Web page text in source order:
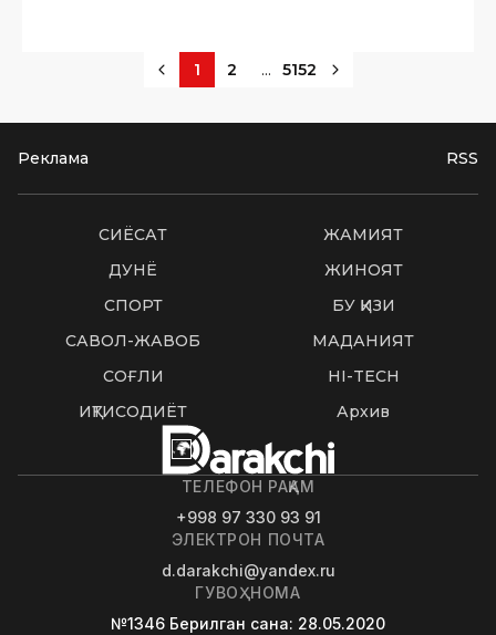
1 2 ... 5152
Реклама RSS
СИËСАТ
ЖАМИЯТ
ДУНË
ЖИНОЯТ
СПОРТ
БУ ҚИЗИҚ
САВОЛ-ЖАВОБ
МАДАНИЯТ
СОҒЛИҚ
HI-TECH
ИҚТИСОДИЁТ
Архив
ТЕЛЕФОН РАҚАМ
+998 97 330 93 91
ЭЛЕКТРОН ПОЧТА
d.darakchi@yandex.ru
ГУВОҲНОМА
№1346 Берилган сана: 28.05.2020